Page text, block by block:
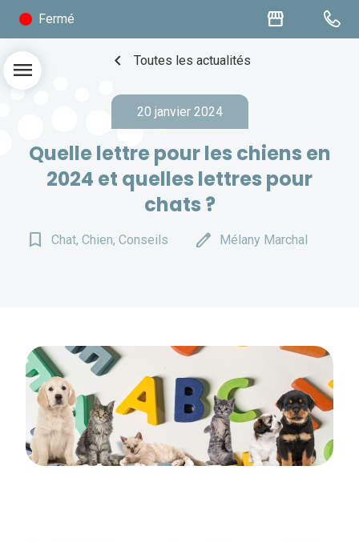
Fermé storefront
menu chevron_left Toutes les actualités
20 janvier 2024
Quelle lettre pour les chiens en
2024 et quelles lettres pour
chats ?
bookmark_border Chat, Chien, Conseils edit Mélany Marchal